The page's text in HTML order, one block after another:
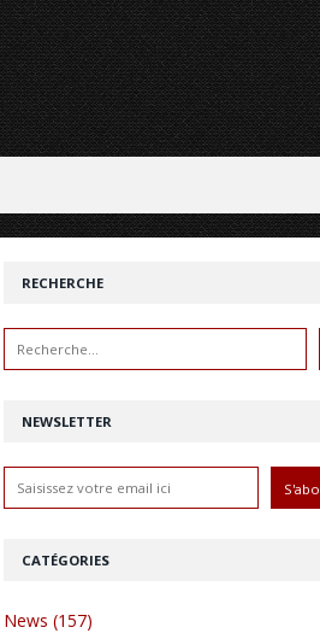
NEWSLETTER
RECHERCHE
CATÉGORIES
News (157)